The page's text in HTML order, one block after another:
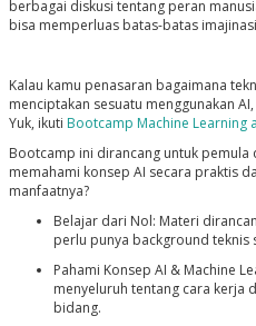
berbagai diskusi tentang peran
bisa memperluas batas-batas
Kalau kamu penasaran bagaimana
menciptakan sesuatu menggunakan
Yuk, ikuti Bootcamp Machine Learning
Bootcamp ini dirancang untuk pemula
memahami konsep AI secara praktis
manfaatnya?
Belajar dari Nol: Materi
perlu punya background teknis
Pahami Konsep AI & Machine
menyeluruh tentang cara kerja
bidang.